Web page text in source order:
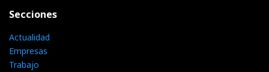
Secciones
Actualidad
Empresas
Trabajo